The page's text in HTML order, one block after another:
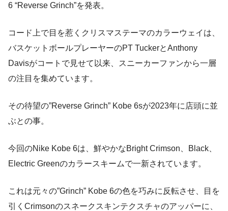
6 “Reverse Grinch”を発表。
コード上で目を惹くクリスマステーマのカラーウェイは、
バスケットボールプレーヤーのPT TuckerとAnthony
Davisがコートで見せて以来、スニーカーファンから一層
の注目を集めています。
その待望の”Reverse Grinch” Kobe 6sが2023年に店頭に並
ぶとの事。
今回のNike Kobe 6は、鮮やかなBright Crimson、Black、
Electric Greenのカラースキームで一新されています。
これは元々の”Grinch” Kobe 6の色を巧みに反転させ、目を
引くCrimsonのスネークスキンテクスチャのアッパーに、